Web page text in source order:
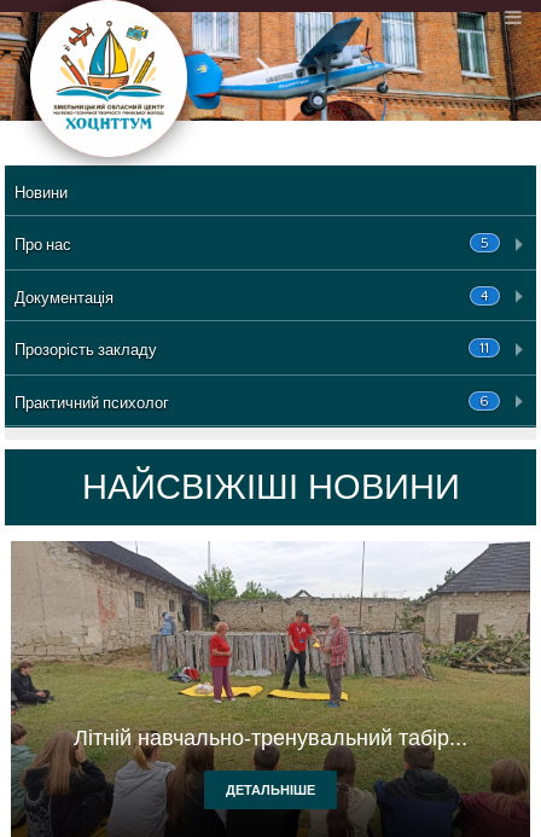
Новини
5
Про нас
4
Документація
11
Прозорість закладу
6
Практичний психолог
НАЙСВІЖІШІ НОВИНИ
Літній навчально-тренувальний табір...
ДЕТАЛЬНІШЕ